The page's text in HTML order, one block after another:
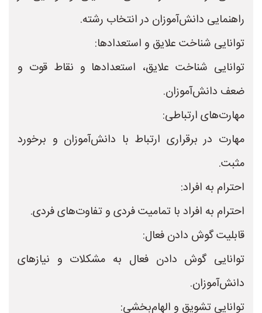
راهنمایی دانش‌آموزان در انتخاب رشته.
توانایی شناخت علایق و استعدادها:
توانایی شناخت علایق، استعدادها و نقاط قوت و
ضعف دانش‌آموزان.
مهارت‌های ارتباطی:
مهارت در برقراری ارتباط با دانش‌آموزان و برخورد
مثبت.
احترام به افراد:
احترام به افراد با تمامیت فردی و تفاوت‌های فردی.
قابلیت گوش دادن فعال:
توانایی گوش دادن فعال به مشکلات و نیازهای
دانش‌آموزان.
توانایی تشویق و الهام‌بخشی: